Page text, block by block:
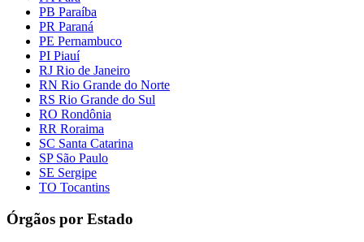
PB Paraíba
PR Paraná
PE Pernambuco
PI Piauí
RJ Rio de Janeiro
RN Rio Grande do Norte
RS Rio Grande do Sul
RO Rondônia
RR Roraima
SC Santa Catarina
SP São Paulo
SE Sergipe
TO Tocantins
Órgãos por Estado